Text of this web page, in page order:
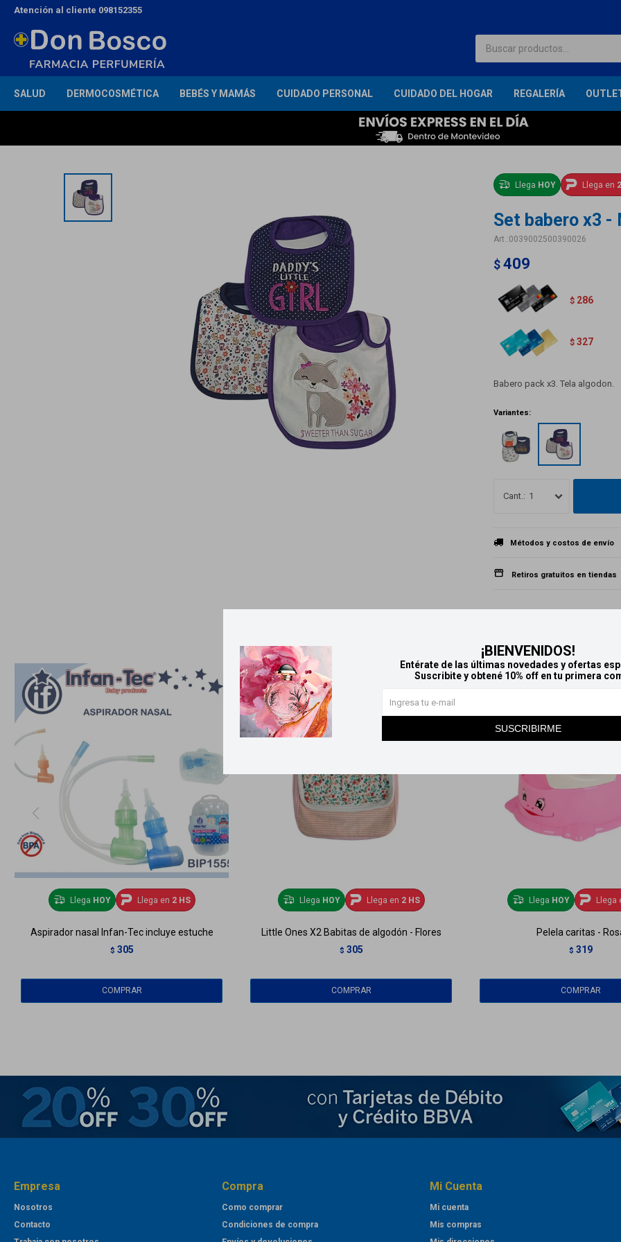
¡BIENVENIDOS!
Entérate de las últimas novedades y ofertas
Suscribite y obtené 10% off en tu primera
SUSCRIBIRME
SALUD DERMOCOSMÉTICA BEBÉS Y MAMÁS CUIDADO PERSONAL CUIDADO DEL HOGAR REGALERÍA
Atención al cliente 098152355
Llega HOY Llega en
Set babero x3 -
0039002500390026
$ 409
$ 286
$ 327
Babero pack x3. Tela algodon.
Variantes:
1
Métodos y costos de envío
Retiros gratuitos en tiendas
Llega HOY Llega en 2 HS
Aspirador nasal Infan-Tec incluye estuche
$ 305
Llega HOY Llega en 2 HS
Little Ones X2 Babitas de algodón - Flores
$ 305
Llega HOY Llega
Pelela caritas -
$ 319
Empresa
Nosotros
Contacto
Compra
Como comprar
Condiciones de compra
Mi Cuenta
Mi cuenta
Mis compras